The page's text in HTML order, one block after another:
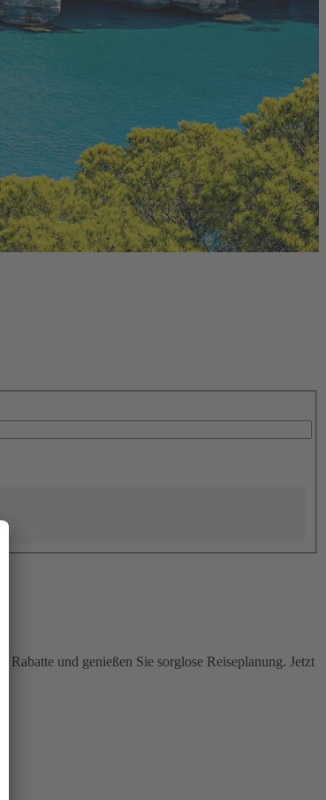
und genießen Sie sorglose Reiseplanung. Jetzt